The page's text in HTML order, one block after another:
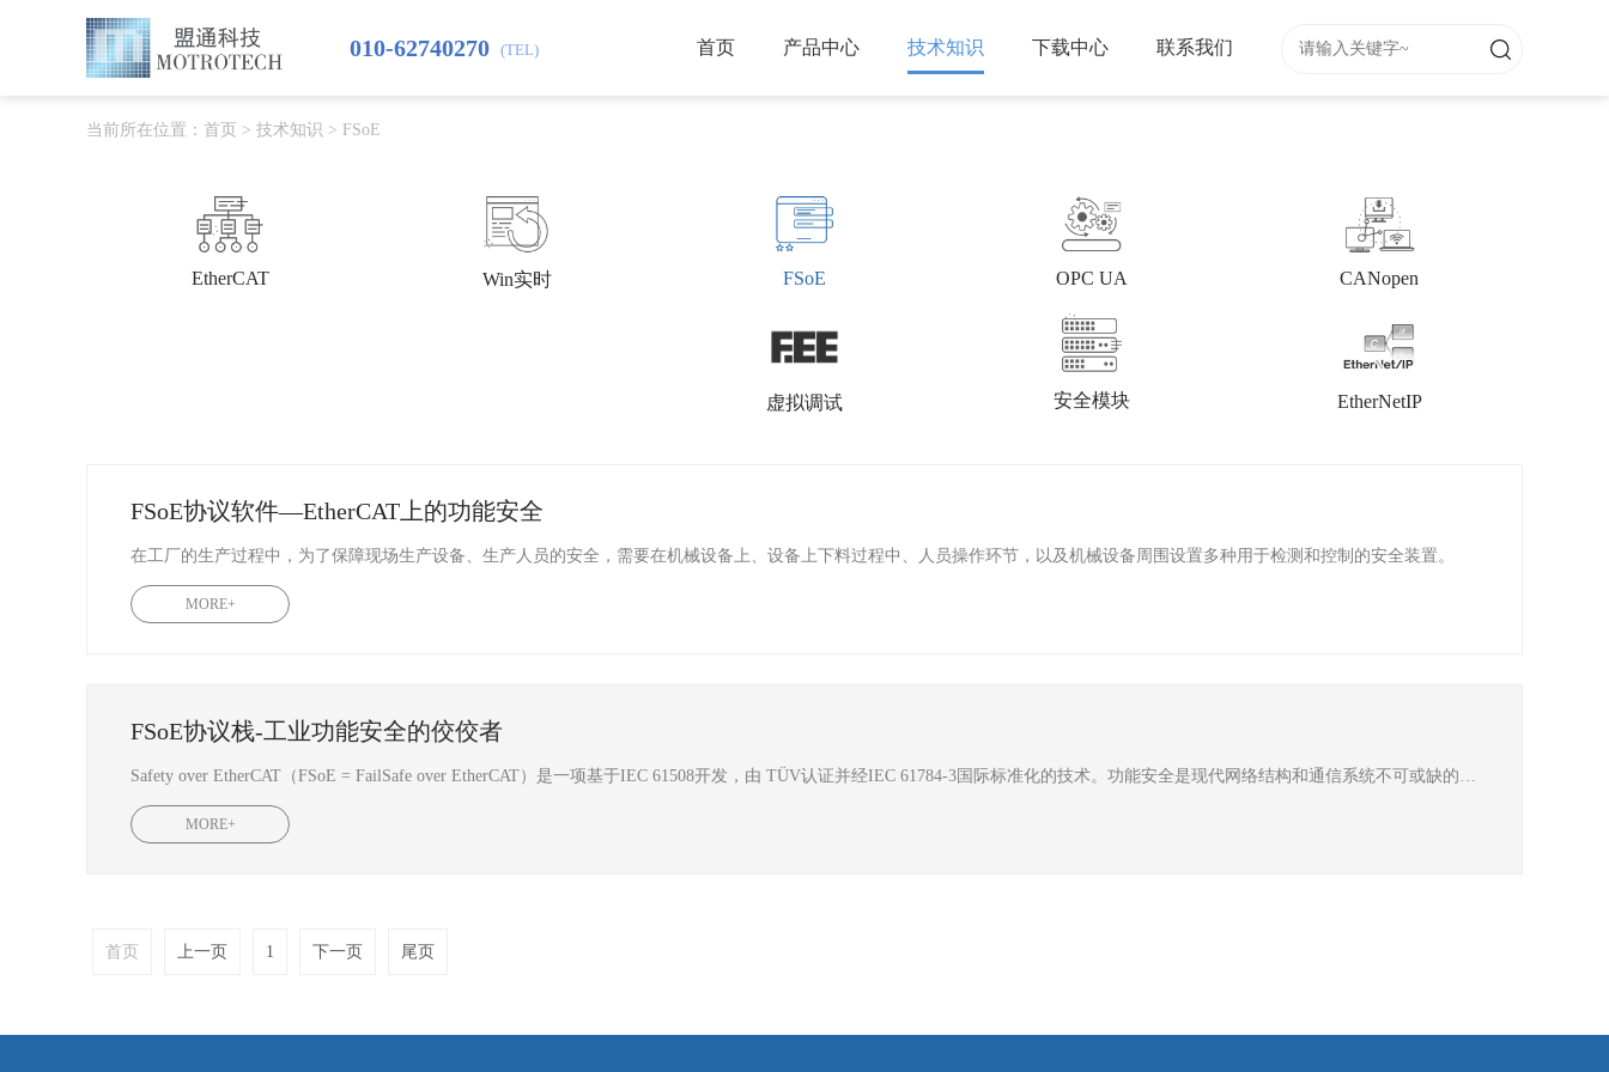
首页 产品中心 技术知识 下载中心 联系我们
010-62740270 (TEL)
当前所在位置： 首页 > 技术知识 > FSoE
EtherCAT Win实时 FSoE OPC UA CANopen
虚拟调试 安全模块 EtherNetIP
FSoE协议软件—EtherCAT上的功能安全
在工厂的生产过程中，为了保障现场生产设备、生产人员的安全，需要在机械设备上、设备上下料过程中、人员操作环节，以及机械设备周围设置多种用于检测和控制的安全装置。
MORE+
FSoE协议栈-工业功能安全的佼佼者
Safety over EtherCAT（FSoE = FailSafe over EtherCAT）是一项基于IEC 61508开发，由 TÜV认证并经IEC 61784-3国际标准化的技术。功能安全是现代网络结构和通信系统不可或缺的一部分。FSoE是一种在设备之间能够满足SIL3等级的功能安全数据传输协议。从FSoE的英文全称FailSafe Over EtherCAT就可以看出，FSoE是从属于EtherCAT网络的一种应用协议，它在Eth
MORE+
首页 上一页 1 下一页 尾页